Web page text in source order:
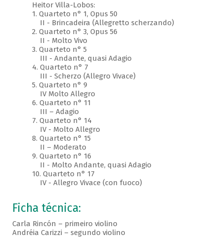
Heitor Villa-Lobos:
1. Quarteto n° 1, Opus 50
II - Brincadeira (Allegretto scherzando)
2. Quarteto n° 3, Opus 56
II - Molto Vivo
3. Quarteto n° 5
III - Andante, quasi Adagio
4. Quarteto n° 7
III - Scherzo (Allegro Vivace)
5. Quarteto n° 9
IV Molto Allegro
6. Quarteto n° 11
III – Adagio
7. Quarteto n° 14
IV - Molto Allegro
8. Quarteto n° 15
II – Moderato
9. Quarteto n° 16
II - Molto Andante, quasi Adagio
10. Quarteto n° 17
IV - Allegro Vivace (con fuoco)
Ficha técnica:
Carla Rincón – primeiro violino
Andréia Carizzi – segundo violino